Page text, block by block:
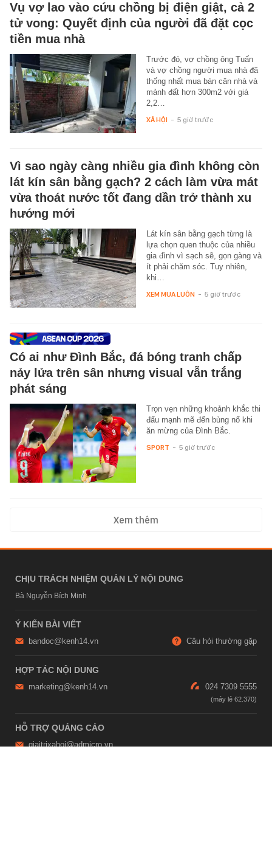
Vụ vợ lao vào cứu chồng bị điện giật, cả 2
tử vong: Quyết định của người đã đặt cọc
tiền mua nhà
Trước đó, vợ chồng ông Tuấn
và vợ chồng người mua nhà đã
thống nhất mua bán căn nhà và
mảnh đất hơn 300m2 với giá
2,2…
XÃ HỘI - 5 giờ trước
Vì sao ngày càng nhiều gia đình không còn
lát kín sân bằng gạch? 2 cách làm vừa mát
vừa thoát nước tốt đang dần trở thành xu
hướng mới
Lát kín sân bằng gạch từng là
lựa chọn quen thuộc của nhiều
gia đình vì sạch sẽ, gọn gàng và
ít phải chăm sóc. Tuy nhiên,
khi…
XEM MUA LUÔN - 5 giờ trước
Có ai như Đình Bắc, đá bóng tranh chấp
nảy lửa trên sân nhưng visual vẫn trắng
phát sáng
Trọn vẹn những khoảnh khắc thi
đấu mạnh mẽ đến bùng nổ khi
ăn mừng của Đình Bắc.
SPORT - 5 giờ trước
Xem thêm
CHỊU TRÁCH NHIỆM QUẢN LÝ NỘI DUNG
Bà Nguyễn Bích Minh
Ý KIẾN BÀI VIẾT
bandoc@kenh14.vn Câu hỏi thường gặp
HỢP TÁC NỘI DUNG
marketing@kenh14.vn 024 7309 5555
HỖ TRỢ QUẢNG CÁO
giaitrixahoi@admicro.vn